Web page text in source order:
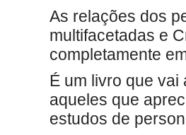
As relações dos
multifacetadas e
completamente
É um livro que
aqueles que
estudos de